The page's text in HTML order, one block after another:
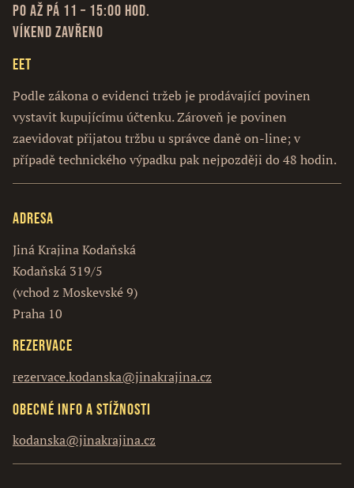
Po až Pá 11 – 15:00 hod.
Víkend zavřeno
EET
Podle zákona o evidenci tržeb je prodávající povinen
vystavit kupujícímu účtenku. Zároveň je povinen
zaevidovat přijatou tržbu u správce daně on-line; v
případě technického výpadku pak nejpozději do 48 hodin.
Adresa
Jiná Krajina Kodaňská
Kodaňská 319/5
(vchod z Moskevské 9)
Praha 10
Rezervace
rezervace.kodanska@jinakrajina.cz
Obecné info a stížnosti
kodanska@jinakrajina.cz